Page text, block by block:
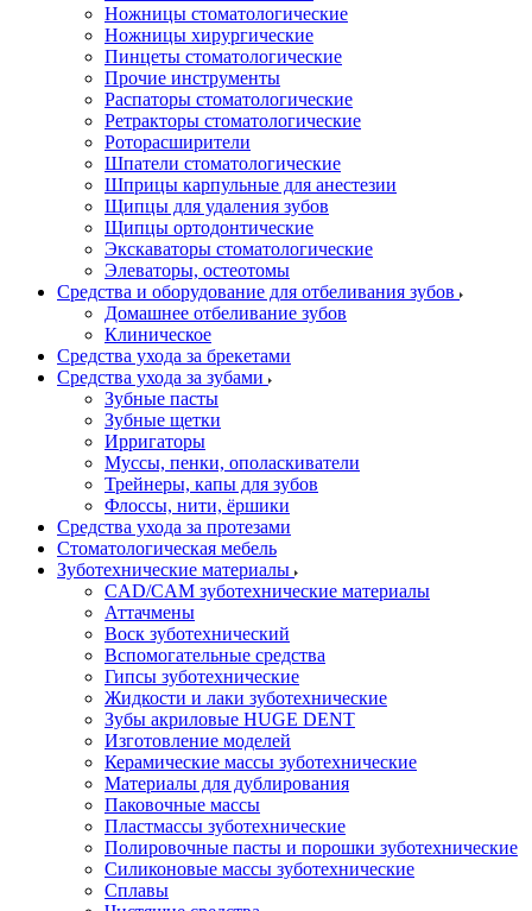
Ножницы стоматологические
Ножницы хирургические
Пинцеты стоматологические
Прочие инструменты
Распаторы стоматологические
Ретракторы стоматологические
Роторасширители
Шпатели стоматологические
Шприцы карпульные для анестезии
Щипцы для удаления зубов
Щипцы ортодонтические
Экскаваторы стоматологические
Элеваторы, остеотомы
Средства и оборудование для отбеливания зубов
Домашнее отбеливание зубов
Клиническое
Средства ухода за брекетами
Средства ухода за зубами
Зубные пасты
Зубные щетки
Ирригаторы
Муссы, пенки, ополаскиватели
Трейнеры, капы для зубов
Флоссы, нити, ёршики
Средства ухода за протезами
Стоматологическая мебель
Зуботехнические материалы
CAD/CAM зуботехнические материалы
Аттачмены
Воск зуботехнический
Вспомогательные средства
Гипсы зуботехнические
Жидкости и лаки зуботехнические
Зубы акриловые HUGE DENT
Изготовление моделей
Керамические массы зуботехнические
Материалы для дублирования
Паковочные массы
Пластмассы зуботехнические
Полировочные пасты и порошки зуботехнические
Силиконовые массы зуботехнические
Сплавы